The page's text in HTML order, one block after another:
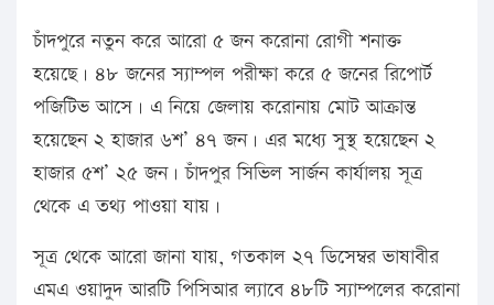
চাঁদপুরে নতুন করে আরো ৫ জন করোনা রোগী শনাক্ত
হয়েছে। ৪৮ জনের স্যাম্পল পরীক্ষা করে ৫ জনের রিপোর্ট
পজিটিভ আসে। এ নিয়ে জেলায় করোনায় মোট আক্রান্ত
হয়েছেন ২ হাজার ৬শ’ ৪৭ জন। এর মধ্যে সুস্থ হয়েছেন ২
হাজার ৫শ’ ২৫ জন। চাঁদপুর সিভিল সার্জন কার্যালয় সূত্র
থেকে এ তথ্য পাওয়া যায়।
সূত্র থেকে আরো জানা যায়, গতকাল ২৭ ডিসেম্বর ভাষাবীর
এমএ ওয়াদুদ আরটি পিসিআর ল্যাবে ৪৮টি স্যাম্পলের করোনা